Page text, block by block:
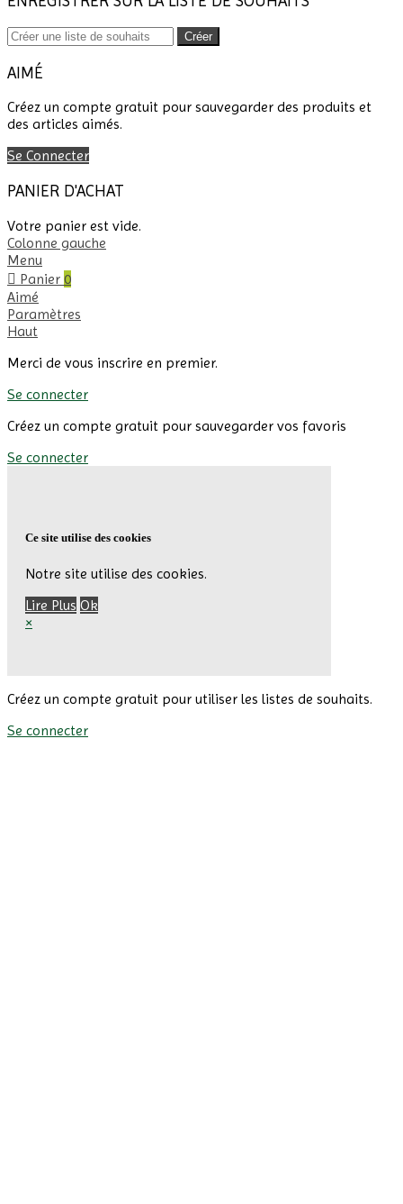
Créer
AIMÉ
Créez un compte gratuit pour sauvegarder des produits et
des articles aimés.
Se Connecter
PANIER D'ACHAT
Votre panier est vide.
Colonne gauche
Menu
Panier 0
Aimé
Paramètres
Haut
Merci de vous inscrire en premier.
Se connecter
Créez un compte gratuit pour sauvegarder vos favoris
Se connecter
Ce site utilise des cookies
Notre site utilise des cookies.
Lire Plus Ok
×
Créez un compte gratuit pour utiliser les listes de souhaits.
Se connecter